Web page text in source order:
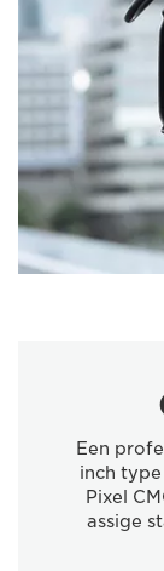
Een
inch type
Pixel
assige